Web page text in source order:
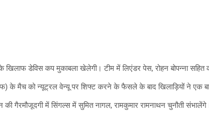
डेविस कप मुकाबला खेलेगी। टीम में लिएंडर पेस, रोहन बोपन्ना सहित
के मैच को न्यूट्रल वेन्यू पर शिफ्ट करने के फैसले के बाद खिलाड़ियों ने एक
गैरमौजूदगी में सिंगल्स में सुमित नागल, रामकुमार रामनाथन चुनौती